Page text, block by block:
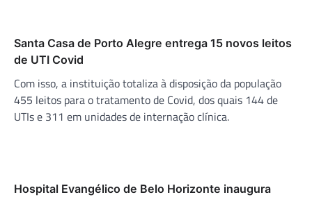
Santa Casa de Porto Alegre entrega 15 novos leitos
de UTI Covid
Com isso, a instituição totaliza à disposição da população
455 leitos para o tratamento de Covid, dos quais 144 de
UTIs e 311 em unidades de internação clínica.
Hospital Evangélico de Belo Horizonte inaugura